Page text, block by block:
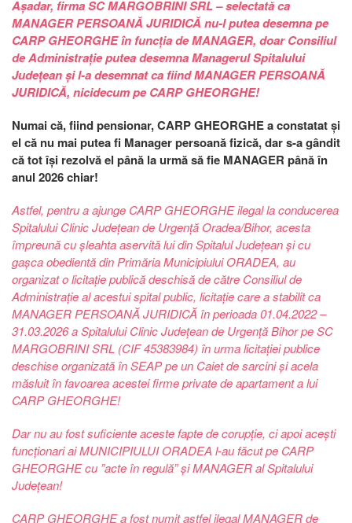
Așadar, firma SC MARGOBRINI SRL – selectată ca
MANAGER PERSOANĂ JURIDICĂ nu-l putea desemna pe
CARP GHEORGHE în funcția de MANAGER, doar Consiliul
de Administrație putea desemna Managerul Spitalului
Județean și l-a desemnat ca fiind MANAGER PERSOANĂ
JURIDICĂ, nicidecum pe CARP GHEORGHE!
Numai că, fiind pensionar, CARP GHEORGHE a constatat și
el că nu mai putea fi Manager persoană fizică, dar s-a gândit
că tot își rezolvă el până la urmă să fie MANAGER până în
anul 2026 chiar!
Astfel, pentru a ajunge CARP GHEORGHE ilegal la conducerea
Spitalului Clinic Județean de Urgență Oradea/Bihor, acesta
împreună cu șleahta aservită lui din Spitalul Județean și cu
gașca obedientă din Primăria Municipiului ORADEA, au
organizat o licitație publică deschisă de către Consiliul de
Administrație al acestui spital public, licitație care a stabilit ca
MANAGER PERSOANĂ JURIDICĂ în perioada 01.04.2022 –
31.03.2026 a Spitalului Clinic Județean de Urgență Bihor pe SC
MARGOBRINI SRL (CIF 45383984) în urma licitației publice
deschise organizată în SEAP pe un Caiet de sarcini și acela
măsluit în favoarea acestei firme private de apartament a lui
CARP GHEORGHE!
Dar nu au fost suficiente aceste fapte de corupție, ci apoi acești
funcționari ai MUNICIPIULUI ORADEA l-au făcut pe CARP
GHEORGHE cu ”acte în regulă” și MANAGER al Spitalului
Județean!
CARP GHEORGHE a fost numit astfel ilegal MANAGER de